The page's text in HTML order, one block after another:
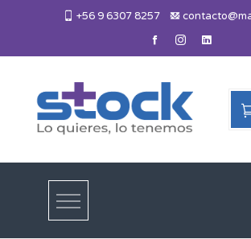
+56 9 6307 8257
Más Stock